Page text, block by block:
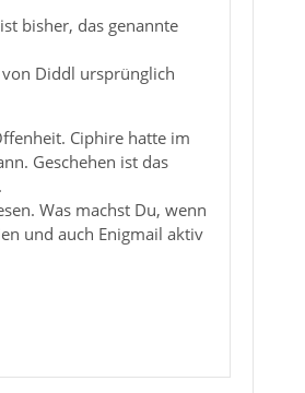
bisher, das genannte
Diddl ursprünglich
Ciphire hatte im
Geschehen ist das
Was machst Du, wenn
und auch Enigmail aktiv